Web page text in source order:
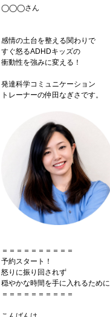
◯◯◯さん
感情の土台を整える関わりで
すぐ怒るADHDキッズの
衝動性を強みに変える！
発達科学コミュニケーション
トレーナーの仲田なぎさです。
＝＝＝＝＝＝＝＝＝＝
予約スタート！
怒りに振り回されず
穏やかな時間を手に入れるために
＝＝＝＝＝＝＝＝＝＝